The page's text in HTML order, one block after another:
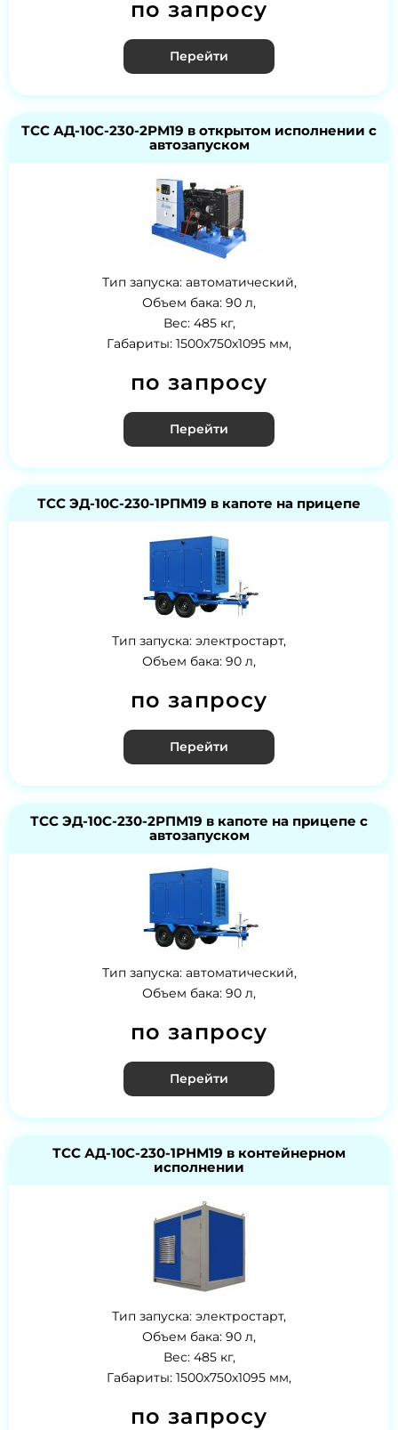
по запросу
Перейти
ТСС АД-10С-230-2РМ19 в открытом исполнении с
автозапуском
Тип запуска: автоматический,
Объем бака: 90 л,
Вес: 485 кг,
Габариты: 1500х750х1095 мм,
по запросу
Перейти
ТСС ЭД-10С-230-1РПМ19 в капоте на прицепе
Тип запуска: электростарт,
Объем бака: 90 л,
по запросу
Перейти
ТСС ЭД-10С-230-2РПМ19 в капоте на прицепе с
автозапуском
Тип запуска: автоматический,
Объем бака: 90 л,
по запросу
Перейти
ТСС АД-10С-230-1РНМ19 в контейнерном
исполнении
Тип запуска: электростарт,
Объем бака: 90 л,
Вес: 485 кг,
Габариты: 1500х750х1095 мм,
по запросу